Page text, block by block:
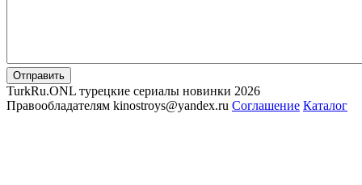
Отправить
TurkRu.ONL турецкие сериалы новинки 2026
Правообладателям kinostroys@yandex.ru Соглашение Каталог